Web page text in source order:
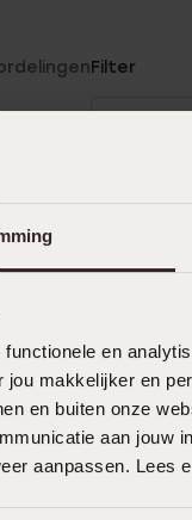
functionele en
jou makkelijker en
en buiten onze
aan jouw
aanpassen. Lees
0.0%
0.0%
Filter
Heel
24-12-